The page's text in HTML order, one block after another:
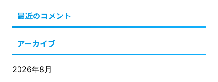
最近のコメント
アーカイブ
2026年8月